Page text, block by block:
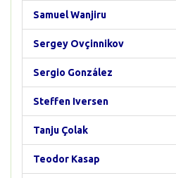
Samuel Wanjiru
Sergey Ovçinnikov
Sergio González
Steffen Iversen
Tanju Çolak
Teodor Kasap